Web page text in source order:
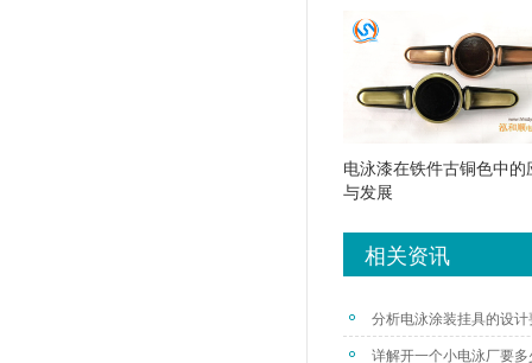
电泳漆在铁件古铜色中的
与发展
相关资讯
分析电泳涂装挂具的设计
详解开一个小电泳厂要